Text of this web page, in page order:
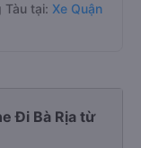
Tàu tại: Xe Quận
Đi Bà Rịa từ